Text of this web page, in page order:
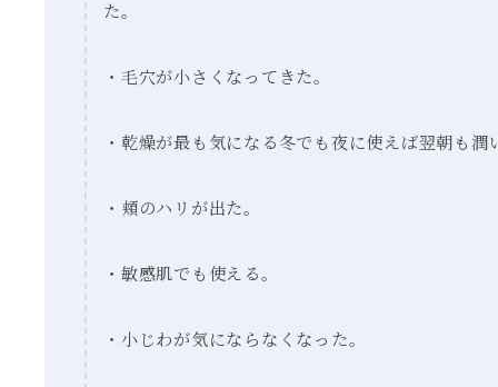
た。
・毛穴が小さくなってきた。
・乾燥が最も気になる冬でも夜に使えば翌朝も潤
・頬のハリが出た。
・敏感肌でも使える。
・小じわが気にならなくなった。